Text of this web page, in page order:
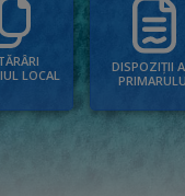
LOCAL
DISPOZIȚII